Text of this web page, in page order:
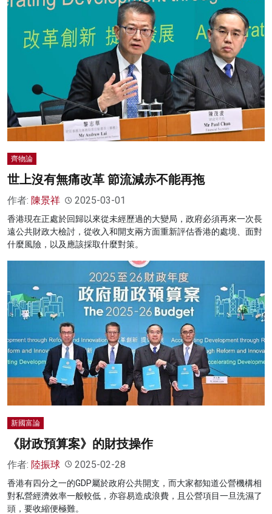
齊物論
世上沒有無痛改革 節流減赤不能再拖
作者: 陳景祥 2025-03-01
香港現在正處於回歸以來從未經歷過的大變局，政府必須再來一次長
遠公共財政大檢討，從收入和開支兩方面重新評估香港的處境、面對
什麼風險，以及應該採取什麼對策。
新國富論
《財政預算案》的財技操作
作者: 陸振球 2025-02-28
香港有四分之一的GDP屬於政府公共開支，而大家都知道公營機構相
對私營經濟效率一般較低，亦容易造成浪費，且公營項目一旦洗濕了
頭，要收縮便極難。